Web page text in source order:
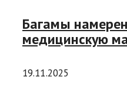
Багамы
медицинскую
19.11.2025